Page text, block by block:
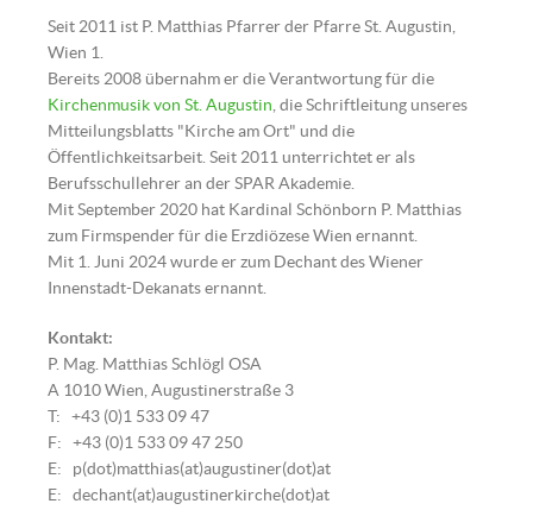
Seit 2011 ist P. Matthias Pfarrer der Pfarre St. Augustin,
Wien 1.
Bereits 2008 übernahm er die Verantwortung für die
Kirchenmusik von St. Augustin , die Schriftleitung unseres
Mitteilungsblatts "Kirche am Ort" und die
Öffentlichkeitsarbeit. Seit 2011 unterrichtet er als
Berufsschullehrer an der SPAR Akademie.
Mit September 2020 hat Kardinal Schönborn P. Matthias
zum Firmspender für die Erzdiözese Wien ernannt.
Mit 1. Juni 2024 wurde er zum Dechant des Wiener
Innenstadt-Dekanats ernannt.
Kontakt:
P. Mag. Matthias Schlögl OSA
A 1010 Wien, Augustinerstraße 3
T: +43 (0)1 533 09 47
F: +43 (0)1 533 09 47 250
E: p(dot)matthias(at)augustiner(dot)at
E: dechant(at)augustinerkirche(dot)at